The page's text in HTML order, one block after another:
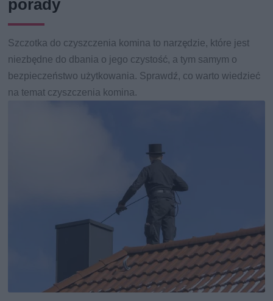
porady
Szczotka do czyszczenia komina to narzędzie, które jest
niezbędne do dbania o jego czystość, a tym samym o
bezpieczeństwo użytkowania. Sprawdź, co warto wiedzieć
na temat czyszczenia komina.